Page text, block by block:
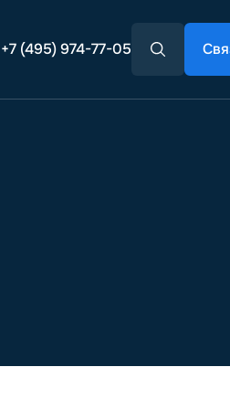
+7 (495) 974-77-05